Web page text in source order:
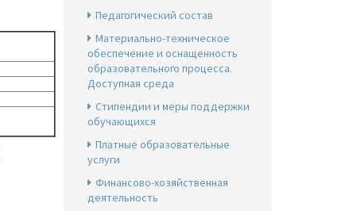
Педагогический состав
Материально-техническое
обеспечение и оснащенность
образовательного процесса.
Доступная среда
Стипендии и меры поддержки
обучающихся
Платные образовательные
услуги
Финансово-хозяйственная
деятельность